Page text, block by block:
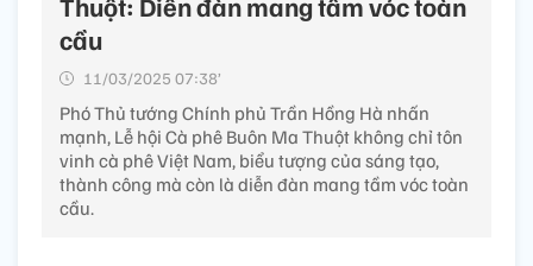
cầu
11/03/2025 07:38’
Phó Thủ tướng Chính phủ Trần Hồng Hà nhấn
mạnh, Lễ hội Cà phê Buôn Ma Thuột không chỉ tôn
vinh cà phê Việt Nam, biểu tượng của sáng tạo,
thành công mà còn là diễn đàn mang tầm vóc toàn
cầu.